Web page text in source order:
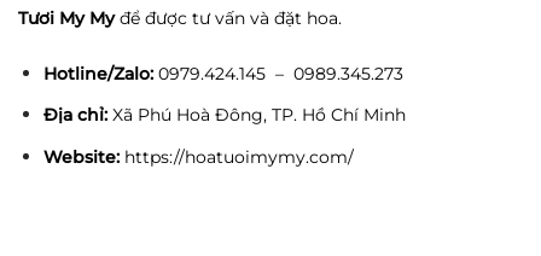
Tươi My Myđể được tư vấn và đặt hoa.
Hotline/Zalo:0979.424.145 – 0989.345.273
Địa chỉ:Xã Phú Hoà Đông, TP. Hồ Chí Minh
Website: https://hoatuoimymy.com/